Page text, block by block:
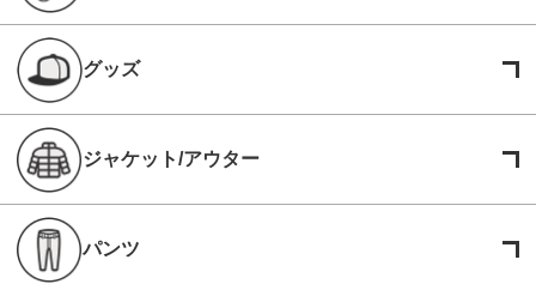
グッズ
ジャケット/アウター
パンツ